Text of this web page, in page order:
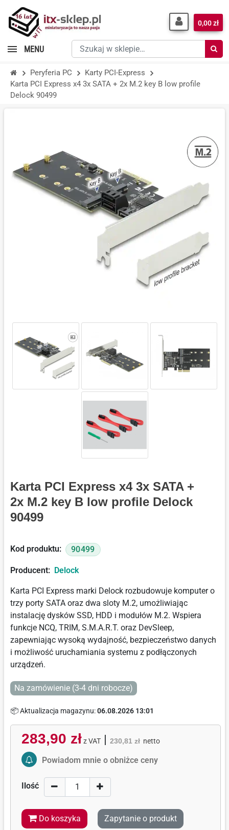
Szukaj
w
sklepie…
0,00 zł
MENU
Peryferia PC
Karty PCI-Express
Karta PCI Express x4 3x SATA + 2x M.2 key B low profile
Delock 90499
Karta PCI Express x4 3x SATA +
2x M.2 key B low profile Delock
90499
Kod produktu: 90499
Producent: Delock
Karta PCI Express marki Delock rozbudowuje komputer o
trzy porty SATA oraz dwa sloty M.2, umożliwiając
instalację dysków SSD, HDD i modułów M.2. Wspiera
funkcje NCQ, TRIM, S.M.A.R.T. oraz DevSleep,
zapewniając wysoką wydajność, bezpieczeństwo danych
i możliwość uruchamiania systemu z podłączonych
urządzeń.
Na zamówienie (3-4 dni robocze)
📦 Aktualizacja magazynu:06.08.2026 13:01
283,90 zł z VAT| 230,81 zł netto
Activate Price Alert
Powiadom mnie o obniżce ceny
Ilość
Do koszyka Zapytanie o produkt